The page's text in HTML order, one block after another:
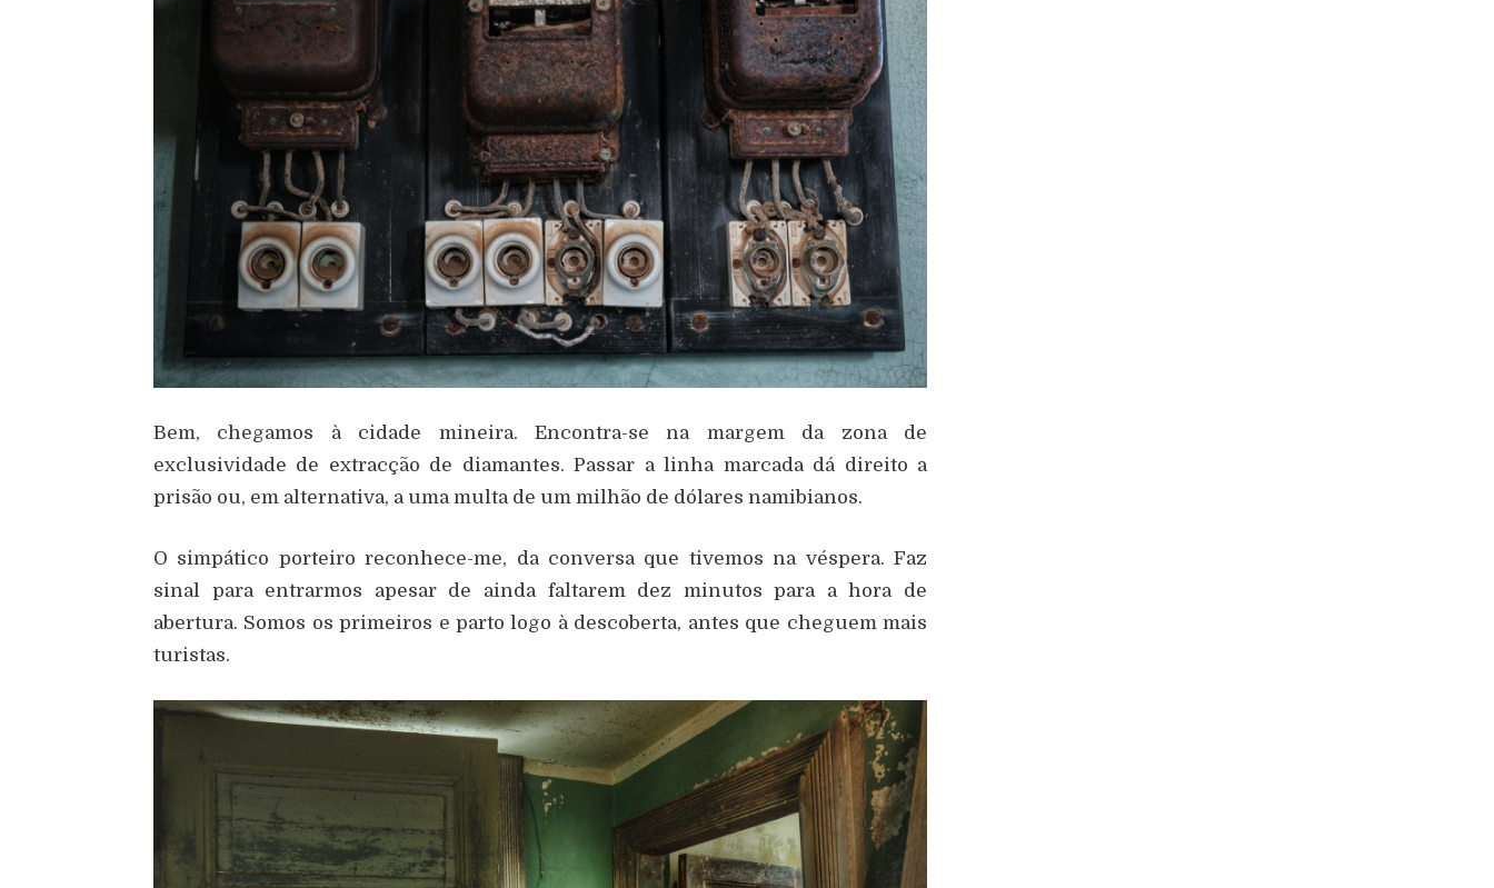
Bem, chegamos à cidade mineira. Encontra-se na margem da zona de
exclusividade de extracção de diamantes. Passar a linha marcada dá direito a
prisão ou, em alternativa, a uma multa de um milhão de dólares namibianos.
O simpático porteiro reconhece-me, da conversa que tivemos na véspera. Faz
sinal para entrarmos apesar de ainda faltarem dez minutos para a hora de
abertura. Somos os primeiros e parto logo à descoberta, antes que cheguem mais
turistas.